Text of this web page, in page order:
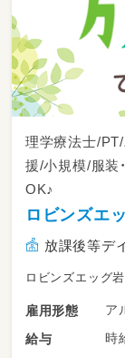
理学療法士/
援/小規模/服装
OK♪
ロビンズエ
放課後等デ
ロビンズエッグ
雇用形態
ア
給与
時